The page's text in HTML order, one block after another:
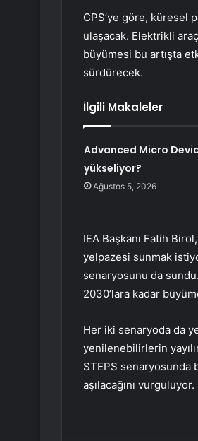
CPS’ye göre, küresel
ulaşacak. Elektrikli
büyümesi bu artışta
sürdürecek.
İlgili Makaleler
Advanced Micro
yükseliyor?
Ağustos 5, 2026
IEA Başkanı Fatih
yelpazesi sunmak
senaryosunu da
2030’lara kadar
Her iki senaryoda da
yenilenebilirlerin
STEPS senaryosunda
aşılacağını vurguluyor.